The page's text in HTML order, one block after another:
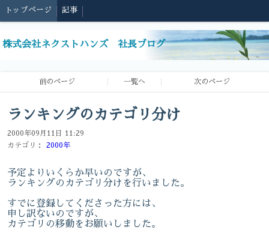
トップページ 記事
株式会社ネクストハンズ 社長ブログ
前のページ 一覧へ 次のページ
ランキングのカテゴリ分け
2000年09月11日 11:29
カテゴリ：
2000年
予定よりいくらか早いのですが、
ランキングのカテゴリ分けを行いました。
すでに登録してくださった方には、
申し訳ないのですが、
カテゴリの移動をお願いしました。